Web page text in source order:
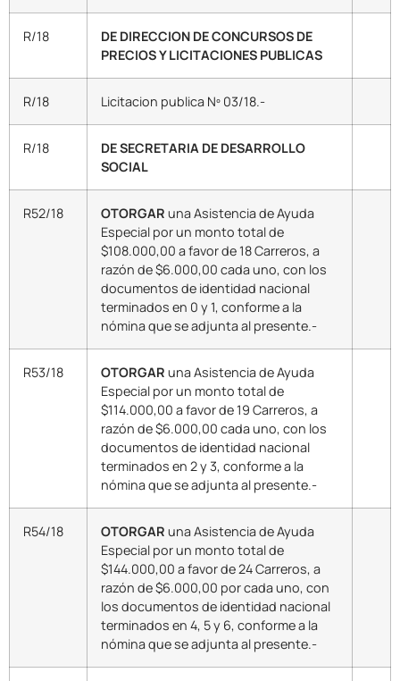
R/18
DE DIRECCION DE CONCURSOS DE
PRECIOS Y LICITACIONES PUBLICAS
R/18 Licitacion publica Nº 03/18.-
R/18
DE SECRETARIA DE DESARROLLO
SOCIAL
R52/18 OTORGAR una Asistencia de Ayuda
Especial por un monto total de
$108.000,00 a favor de 18 Carreros, a
razón de $6.000,00 cada uno, con los
documentos de identidad nacional
terminados en 0 y 1, conforme a la
nómina que se adjunta al presente.-
R53/18 OTORGAR una Asistencia de Ayuda
Especial por un monto total de
$114.000,00 a favor de 19 Carreros, a
razón de $6.000,00 cada uno, con los
documentos de identidad nacional
terminados en 2 y 3, conforme a la
nómina que se adjunta al presente.-
R54/18 OTORGAR una Asistencia de Ayuda
Especial por un monto total de
$144.000,00 a favor de 24 Carreros, a
razón de $6.000,00 por cada uno, con
los documentos de identidad nacional
terminados en 4, 5 y 6, conforme a la
nómina que se adjunta al presente.-